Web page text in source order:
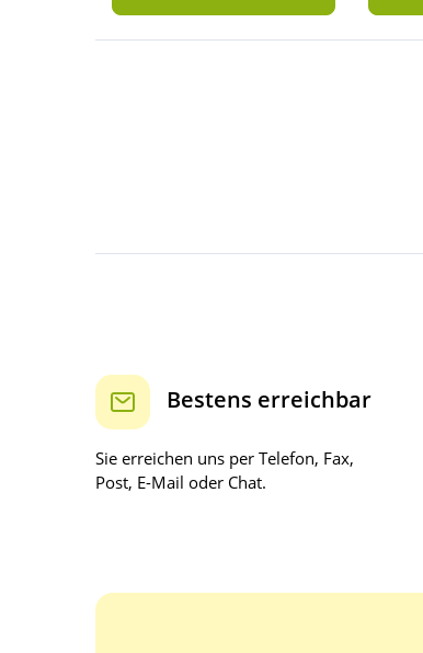
Bestens erreichbar
Sie erreichen uns per Telefon, Fax,
Post, E-Mail oder Chat.